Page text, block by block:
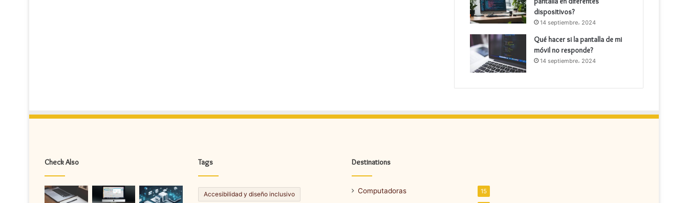
dispositivos?
14 septiembre، 2024
Qué hacer si la pantalla de mi
móvil no responde?
14 septiembre، 2024
Check Also Tags
Accesibilidad y diseño inclusivo
Destinations
Computadoras 15